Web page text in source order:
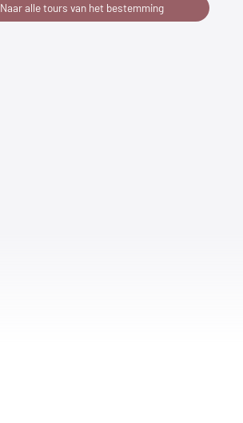
Naar alle tours van het bestemming